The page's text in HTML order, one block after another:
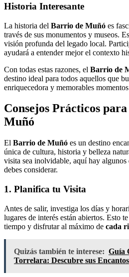
Historia Interesante
La historia del Barrio de Muñó es
través de sus monumentos y museos.
visión profunda del legado local.
ayudará a entender mejor el contexto
Con todas estas razones, el Barrio de
destino ideal para todos aquellos que
enriquecedora y memorables
Consejos Prácticos
Muñó
El Barrio de Muñó es un destino
única de cultura, historia y belleza
visita sea inolvidable, aquí hay algunos
debes considerar.
1. Planifica tu Visita
Antes de salir, investiga los días y
lugares de interés están abiertos. Esto
tiempo y disfrutar al máximo de cada
Quizás también te interese: Guía
Torrelara: Descubre sus